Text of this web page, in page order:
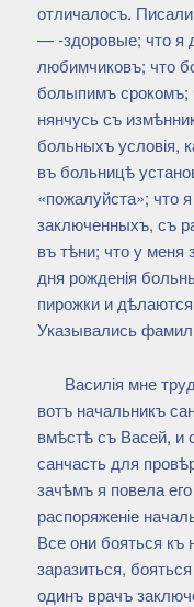
отличалосъ.
— -здоровые; что я
любимчиковъ; что
болыпимъ срокомъ;
нянчусь съ
больныхъ условія,
въ больницѣ
«пожалуйста»; что
заключенныхъ, съ
въ тѣни; что у меня
дня рожденія
пирожки и дѣлаются
Указывались
Василія мне
вотъ начальникъ
вмѣстѣ съ Васей, и
санчасть для
зачѣмъ я повела
распоряженіе
Все они бояться къ
заразиться,
одинъ врачъ